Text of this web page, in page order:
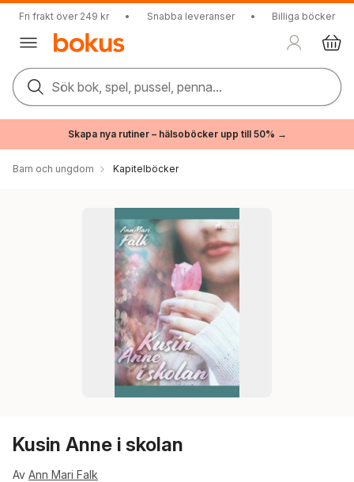
Fri frakt över 249 kr • Snabba leveranser • Billiga böcker
Sök bok, spel, pussel, penna...
Skapa nya rutiner – hälsoböcker upp till 50% →
Barn och ungdom Kapitelböcker
Kusin Anne i skolan
Av Ann Mari Falk